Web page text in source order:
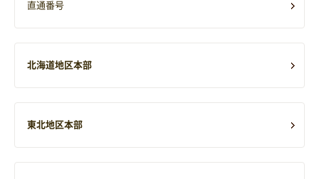
直通番号
北海道地区本部
東北地区本部